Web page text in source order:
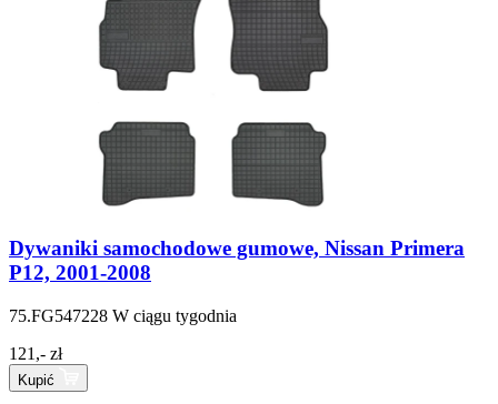
Dywaniki samochodowe gumowe, Nissan Primera
P12, 2001-2008
75.FG547228 W ciągu tygodnia
121,- zł
Kupić